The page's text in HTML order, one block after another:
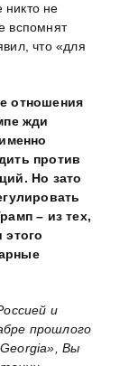
не
вспомнят
что «для
отношения
жди
против
Но зато
– из тех,
и
прошлого
Вы